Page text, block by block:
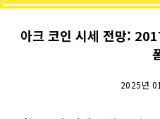
아크 코인 시세 전망:
2025년